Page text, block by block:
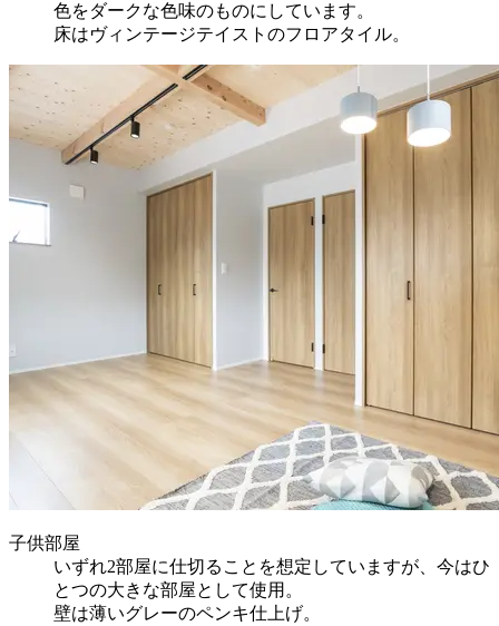
色をダークな色味のものにしています。
床はヴィンテージテイストのフロアタイル。
子供部屋
いずれ2部屋に仕切ることを想定していますが、今はひ
とつの大きな部屋として使用。
壁は薄いグレーのペンキ仕上げ。